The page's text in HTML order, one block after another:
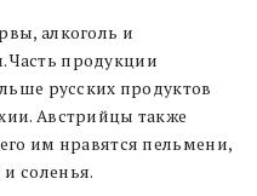
алкоголь и
Часть продукции
русских продуктов
Австрийцы также
им нравятся пельмени,
соленья.